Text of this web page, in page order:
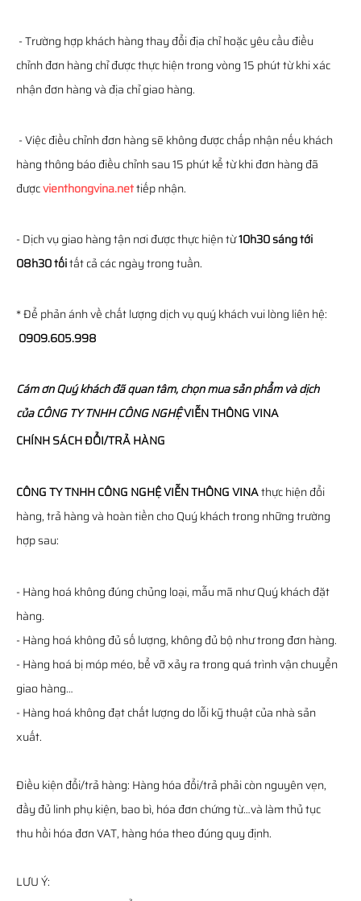
- Trường hợp khách hàng thay đổi địa chỉ hoặc yêu cầu điều
chỉnh đơn hàng chỉ được thực hiện trong vòng 15 phút từ khi xác
nhận đơn hàng và địa chỉ giao hàng.
- Việc điều chỉnh đơn hàng sẽ không được chấp nhận nếu khách
hàng thông báo điều chỉnh sau 15 phút kể từ khi đơn hàng đã
đượcvienthongvina.nettiếp nhận.
- Dịch vụ giao hàng tận nơi được thực hiện từ10h30 sáng tới
08h30 tốitất cả các ngày trong tuần.
* Để phản ánh về chất lượng dịch vụ quý khách vui lòng liên hệ:
0909.605.998
Cám ơn Quý khách đã quan tâm, chọn mua sản phẩm và dịch
củaCÔNG TY TNHH CÔNG NGHỆVIỄN THÔNGVINA
CHÍNH SÁCH ĐỔI/TRẢ HÀNG
CÔNG TY TNHH CÔNG NGHỆ VIỄN THÔNG VINAthực hiện đổi
hàng, trả hàng và hoàn tiền cho Quý khách trong những trường
hợp sau:
- Hàng hoá không đúng chủng loại, mẫu mã như Quý khách đặt
hàng.
- Hàng hoá không đủ số lượng, không đủ bộ như trong đơn hàng.
- Hàng hoá bị móp méo, bể vỡ xảy ra trong quá trình vận chuyển
giao hàng…
- Hàng hoá không đạt chất lượng do lỗi kỹ thuật của nhà sản
xuất.
Điều kiện đổi/trả hàng: Hàng hóa đổi/trả phải còn nguyên vẹn,
đầy đủ linh phụ kiện, bao bì, hóa đơn chứng từ…và làm thủ tục
thu hồi hóa đơn VAT, hàng hóa theo đúng quy định.
LƯU Ý: